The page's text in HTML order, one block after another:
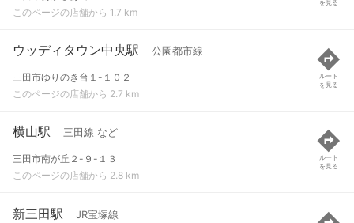
このページの店舗から 1.7 km
を見る
ウッディタウン中央駅 公園都市線
三田市ゆりのき台１-１０２
このページの店舗から 2.7 km
ルート
を見る
横山駅 三田線 など
三田市南が丘２-９-１３
このページの店舗から 2.8 km
ルート
を見る
新三田駅 JR宝塚線